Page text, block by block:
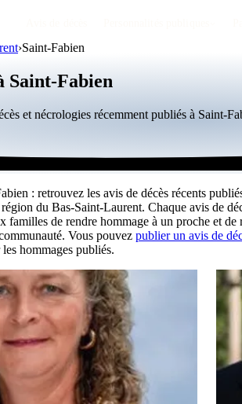
›Saint-Fabien
Saint-Fabien
et nécrologies récemment publiés à Saint-
: retrouvez les avis de décès récents
du Bas-Saint-Laurent. Chaque avis de
familles de rendre hommage à un proche et de
Vous pouvez publier un avis de
hommages publiés.